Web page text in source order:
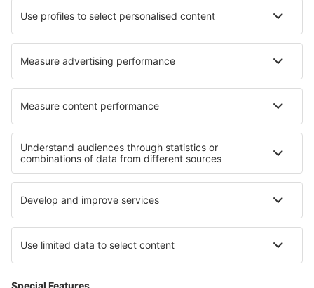
Norwegian
WizzAir
Om eSky
Köpvillkor
Mina bokningar
Integritetspolicy
Support och kontakt
Integritet